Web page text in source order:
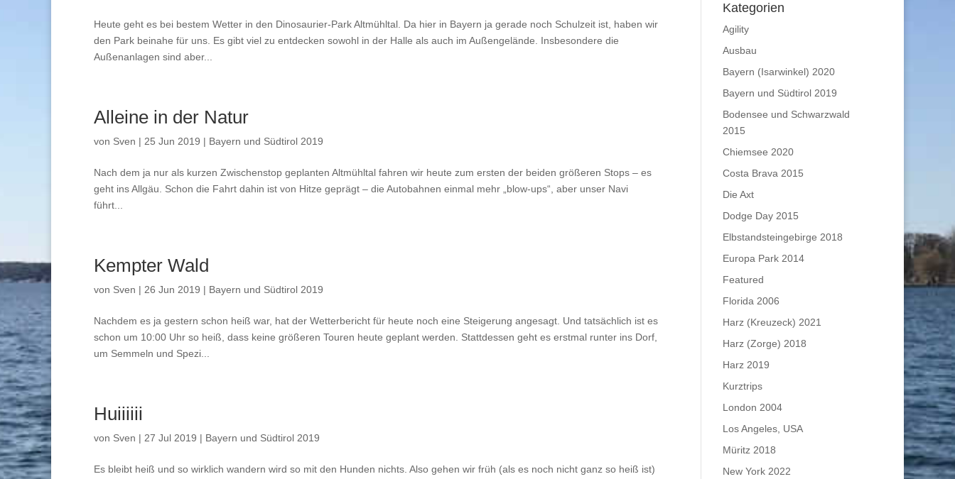
Heute geht es bei bestem Wetter in den Dinosaurier-Park Altmühltal. Da hier in Bayern ja gerade noch Schulzeit ist, haben wir
den Park beinahe für uns. Es gibt viel zu entdecken sowohl in der Halle als auch im Außengelände. Insbesondere die
Außenanlagen sind aber...
Alleine in der Natur
von Sven | 25 Jun 2019 | Bayern und Südtirol 2019
Nach dem ja nur als kurzen Zwischenstop geplanten Altmühltal fahren wir heute zum ersten der beiden größeren Stops – es
geht ins Allgäu. Schon die Fahrt dahin ist von Hitze geprägt – die Autobahnen einmal mehr „blow-ups“, aber unser Navi
führt...
Kempter Wald
von Sven | 26 Jun 2019 | Bayern und Südtirol 2019
Nachdem es ja gestern schon heiß war, hat der Wetterbericht für heute noch eine Steigerung angesagt. Und tatsächlich ist es
schon um 10:00 Uhr so heiß, dass keine größeren Touren heute geplant werden. Stattdessen geht es erstmal runter ins Dorf,
um Semmeln und Spezi...
Huiiiiii
von Sven | 27 Jul 2019 | Bayern und Südtirol 2019
Es bleibt heiß und so wirklich wandern wird so mit den Hunden nichts. Also gehen wir früh (als es noch nicht ganz so heiß ist)
Kategorien
Agility
Ausbau
Bayern (Isarwinkel) 2020
Bayern und Südtirol 2019
Bodensee und Schwarzwald
2015
Chiemsee 2020
Costa Brava 2015
Die Axt
Dodge Day 2015
Elbstandsteingebirge 2018
Europa Park 2014
Featured
Florida 2006
Harz (Kreuzeck) 2021
Harz (Zorge) 2018
Harz 2019
Kurztrips
London 2004
Los Angeles, USA
Müritz 2018
New York 2022